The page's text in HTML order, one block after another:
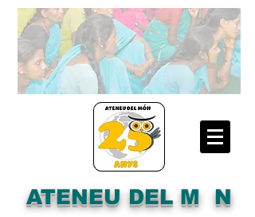
ATENEU DEL M N